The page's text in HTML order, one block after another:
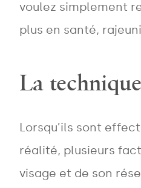
voulez simplement
plus en santé,
La
Lorsqu’ils sont
réalité, plusieurs
visage et de son